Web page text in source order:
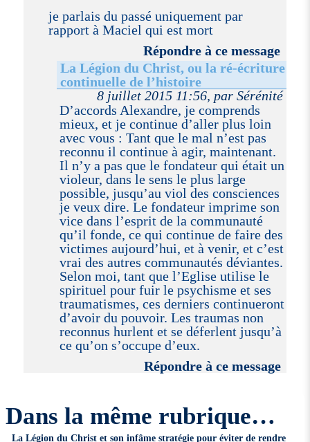
je parlais du passé uniquement par
rapport à Maciel qui est mort
Répondre à ce message
La Légion du Christ, ou la ré-écriture
continuelle de l’histoire
8 juillet 2015 11:56, par Sérénité
D’accords Alexandre, je comprends
mieux, et je continue d’aller plus loin
avec vous : Tant que le mal n’est pas
reconnu il continue à agir, maintenant.
Il n’y a pas que le fondateur qui était un
violeur, dans le sens le plus large
possible, jusqu’au viol des consciences
je veux dire. Le fondateur imprime son
vice dans l’esprit de la communauté
qu’il fonde, ce qui continue de faire des
victimes aujourd’hui, et à venir, et c’est
vrai des autres communautés déviantes.
Selon moi, tant que l’Eglise utilise le
spirituel pour fuir le psychisme et ses
traumatismes, ces derniers continueront
d’avoir du pouvoir. Les traumas non
reconnus hurlent et se déferlent jusqu’à
ce qu’on s’occupe d’eux.
Répondre à ce message
Dans la même rubrique…
La Légion du Christ et son infâme stratégie pour éviter de rendre